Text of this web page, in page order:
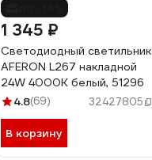
1 345 ₽
Светодиодный светильник
AFERON L267 накладной
24W 4000K белый, 51296
4.8(69) 32427805
В корзину